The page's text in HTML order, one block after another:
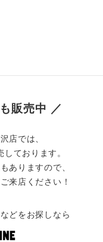
販売中 ／
店では、
ております。
ありますので、
来店ください！
どをお探しなら